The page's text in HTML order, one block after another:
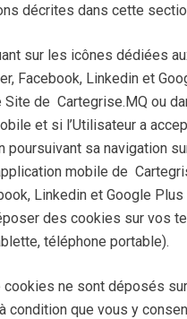
décrites dans cette
sur les icônes dédiées
Facebook, Linkedin et
Site de Cartegrise.MQ ou
et si l’Utilisateur a
poursuivant sa navigation
mobile de
Linkedin et Google
des cookies sur vos
téléphone portable).
cookies ne sont déposés
condition que vous y